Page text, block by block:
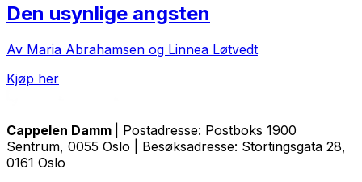
Den usynlige angsten
Av Maria Abrahamsen og Linnea Løtvedt
Kjøp her
Cappelen Damm
| Postadresse: Postboks 1900
Sentrum, 0055 Oslo | Besøksadresse: Stortingsgata 28,
0161 Oslo